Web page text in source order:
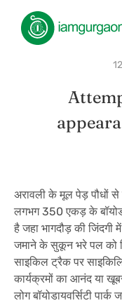
अरावली के मूल पेड़ पौधों से
लगभग 350 एकड़ के
है जहा भागदौड़ की
जमाने के सुकून भरे पल को
साइकिल ट्रैक पर
कार्यक्रमों का आनंद या
लोग बॉयोडायवर्सिटी